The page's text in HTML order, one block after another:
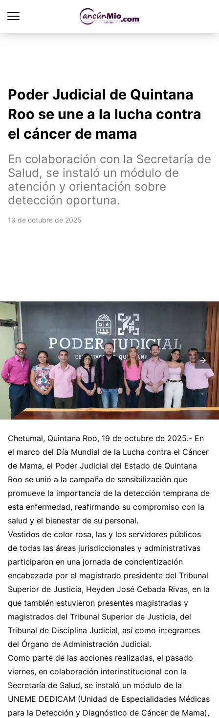
Poder Judicial de Quintana
Roo se une a la lucha contra
el cáncer de mama
En colaboración con la Secretaría de
Salud, se instaló un módulo de
atención y orientación sobre
detección oportuna.
19 de octubre de 2025
Chetumal, Quintana Roo, 19 de octubre de 2025.- En
el marco del Día Mundial de la Lucha contra el Cáncer
de Mama, el Poder Judicial del Estado de Quintana
Roo se unió a la campaña de sensibilización que
promueve la importancia de la detección temprana de
esta enfermedad, reafirmando su compromiso con la
salud y el bienestar de su personal.
Vestidos de color rosa, las y los servidores públicos
de todas las áreas jurisdiccionales y administrativas
participaron en una jornada de concientización
encabezada por el magistrado presidente del Tribunal
Superior de Justicia, Heyden José Cebada Rivas, en la
que también estuvieron presentes magistradas y
magistrados del Tribunal Superior de Justicia, del
Tribunal de Disciplina Judicial, así como integrantes
del Órgano de Administración Judicial.
Como parte de las acciones realizadas, el pasado
viernes, en colaboración interinstitucional con la
Secretaría de Salud, se instaló un módulo de la
UNEME DEDICAM (Unidad de Especialidades Médicas
para la Detección y Diagnóstico de Cáncer de Mama),